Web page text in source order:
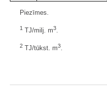
Piezīmes.
1 TJ/milj. m3.
2 TJ/tūkst. m3.